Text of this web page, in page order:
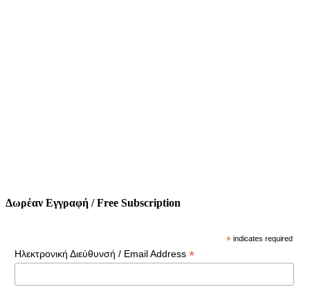
Δωρέαν Εγγραφή / Free Subscription
* indicates required
Ηλεκτρονική Διεύθυνσή / Email Address *